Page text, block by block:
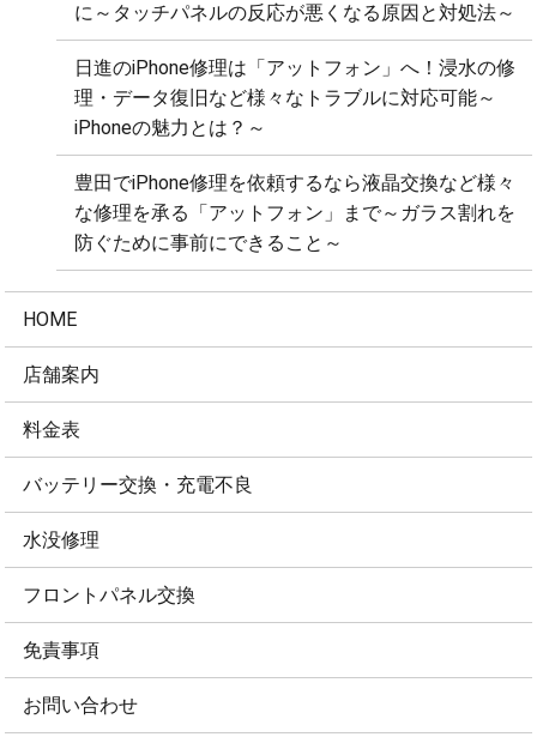
に～タッチパネルの反応が悪くなる原因と対処法～
日進のiPhone修理は「アットフォン」へ！浸水の修
理・データ復旧など様々なトラブルに対応可能～
iPhoneの魅力とは？～
豊田でiPhone修理を依頼するなら液晶交換など様々
な修理を承る「アットフォン」まで～ガラス割れを
防ぐために事前にできること～
HOME
店舗案内
料金表
バッテリー交換・充電不良
水没修理
フロントパネル交換
免責事項
お問い合わせ